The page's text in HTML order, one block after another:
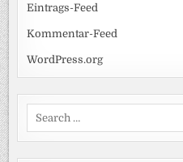
Eintrags-Feed
Kommentar-Feed
WordPress.org